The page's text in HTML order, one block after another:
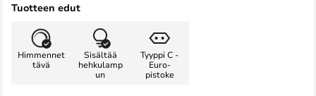
Tuotteen edut
Himmennet
tävä
Sisältää
hehkulamp
un
Tyyppi C -
Euro-
pistoke